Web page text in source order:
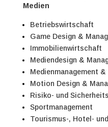
Medien
Betriebswirtschaft
Game Design &
Immobilienwirtschaft
Mediendesign &
Medienmanagement
Motion Design &
Risiko- und
Sportmanagement
Tourismus-, Hotel-